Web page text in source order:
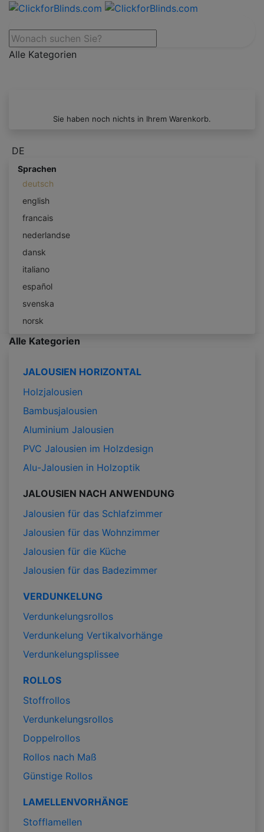
Alle Kategorien
Sie haben noch nichts in Ihrem Warenkorb.
DE
Sprachen
deutsch
english
francais
nederlandse
dansk
italiano
español
svenska
norsk
Alle Kategorien
JALOUSIEN HORIZONTAL
Holzjalousien
Bambusjalousien
Aluminium Jalousien
PVC Jalousien im Holzdesign
Alu-Jalousien in Holzoptik
JALOUSIEN NACH ANWENDUNG
Jalousien für das Schlafzimmer
Jalousien für das Wohnzimmer
Jalousien für die Küche
Jalousien für das Badezimmer
VERDUNKELUNG
Verdunkelungsrollos
Verdunkelung Vertikalvorhänge
Verdunkelungsplissee
ROLLOS
Stoffrollos
Verdunkelungsrollos
Doppelrollos
Rollos nach Maß
Günstige Rollos
LAMELLENVORHÄNGE
Stofflamellen